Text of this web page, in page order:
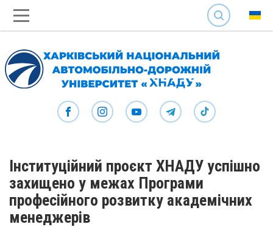
SEARCH
Інституційний проєкт ХНАДУ успішно
захищено у межах Програми
професійного розвитку академічних
менеджерів